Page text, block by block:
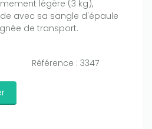
légère (3 kg),
avec sa sangle d'épaule
de transport.
Référence : 3347